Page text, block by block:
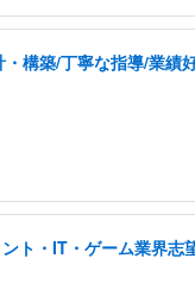
構築/丁寧な指導/業績
ト・IT・ゲーム業界